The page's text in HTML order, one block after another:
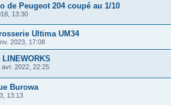
de Peugeot 204 coupé au 1/10
13:30
Ultima UM34
2023, 17:08
avr. 2022, 22:25
Burowa
13:13